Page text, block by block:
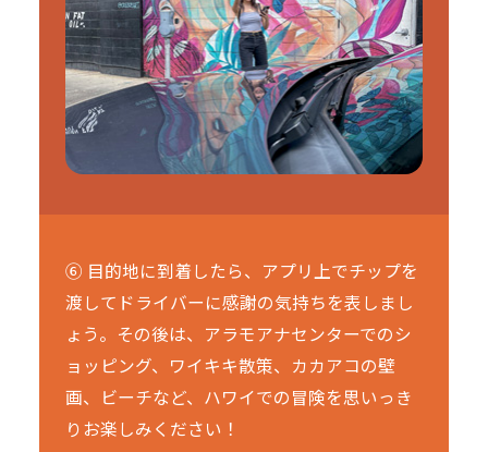
⑥ 目的地に到着したら、アプリ上でチップを
渡してドライバーに感謝の気持ちを表しまし
ょう。その後は、アラモアナセンターでのシ
ョッピング、ワイキキ散策、カカアコの壁
画、ビーチなど、ハワイでの冒険を思いっき
りお楽しみください！